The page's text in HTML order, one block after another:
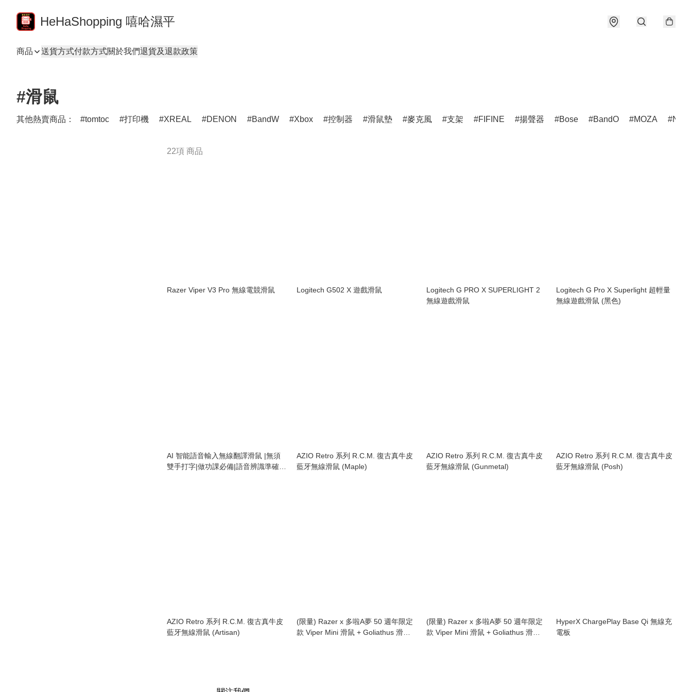
HeHaShopping 嘻哈濕平
商品 送貨方式付款方式關於我們退貨及退款政策
#滑鼠
其他熱賣商品： tomtoc 打印機 XREAL DENON BandW Xbox 控制器 滑鼠墊 麥克風 支架 FIFINE 揚聲器 Bose BandO MOZA
22項 商品
Razer Viper V3 Pro 無線電競滑鼠 Logitech G502 X 遊戲滑鼠
Logitech G PRO X SUPERLIGHT 2
無線遊戲滑鼠
Logitech G Pro X Superlight 超輕量
無線遊戲滑鼠 (黑色)
AI 智能語音輸入無線翻譯滑鼠 |無須
雙手打字|做功課必備|語音辨識準確達
AZIO Retro 系列 R.C.M. 復古真牛皮
藍牙無線滑鼠 (Maple)
AZIO Retro 系列 R.C.M. 復古真牛皮
藍牙無線滑鼠 (Gunmetal)
AZIO Retro 系列 R.C.M. 復古真牛皮
藍牙無線滑鼠 (Posh)
AZIO Retro 系列 R.C.M. 復古真牛皮
藍牙無線滑鼠 (Artisan)
(限量) Razer x 多啦A夢 50 週年限定
款 Viper Mini 滑鼠 + Goliathus 滑鼠
(限量) Razer x 多啦A夢 50 週年限定
款 Viper Mini 滑鼠 + Goliathus 滑鼠
HyperX ChargePlay Base Qi 無線充
電板